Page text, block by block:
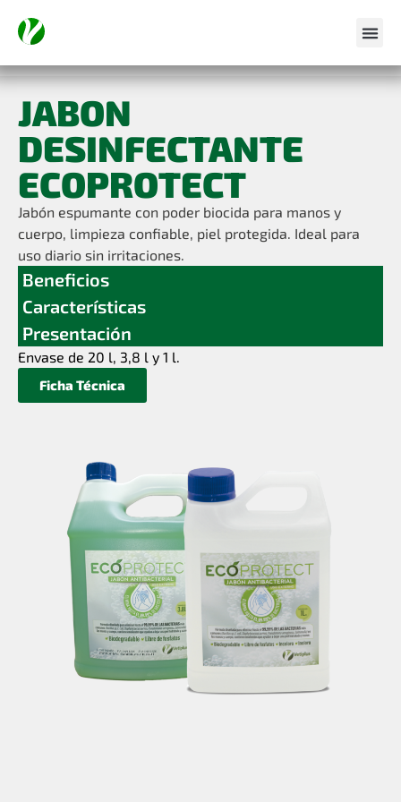
JABON
DESINFECTANTE
ECOPROTECT
Jabón espumante con poder biocida para manos y
cuerpo, limpieza confiable, piel protegida. Ideal para
uso diario sin irritaciones.
Beneficios
Características
Presentación
Envase de 20 l, 3,8 l y 1 l.
Ficha Técnica